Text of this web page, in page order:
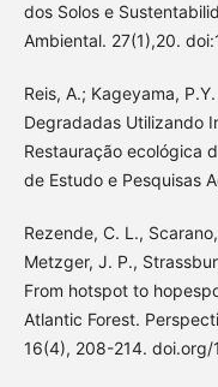
dos Solos e
Ambiental. 27(1),20.
Reis, A.; Kageyama,
Degradadas Utilizando
Restauração ecológica
de Estudo e Pesquisas
Rezende, C. L.,
Metzger, J. P.,
From hotspot to
Atlantic Forest.
16(4), 208-214. doi.org/